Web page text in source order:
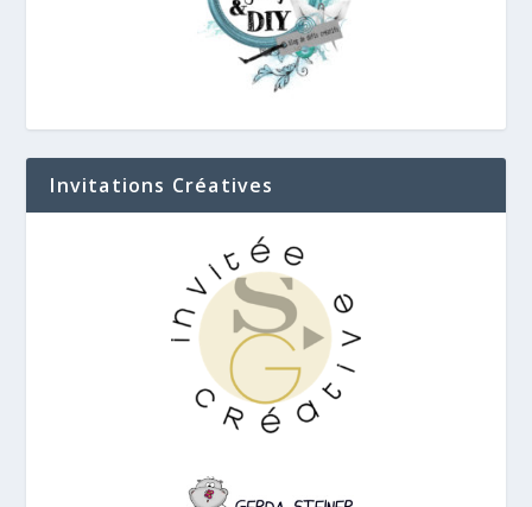
Invitations Créatives